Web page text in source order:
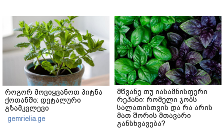
როგორ მოვიყვანოთ პიტნა
ქოთანში: დეტალური
გზამკვლევი
gemrielia.ge
მწვანე თუ იასამნისფერი
რეჰანი: რომელი ჯობს
სალათისთვის და რა არის
მათ შორის მთავარი
განსხვავება?